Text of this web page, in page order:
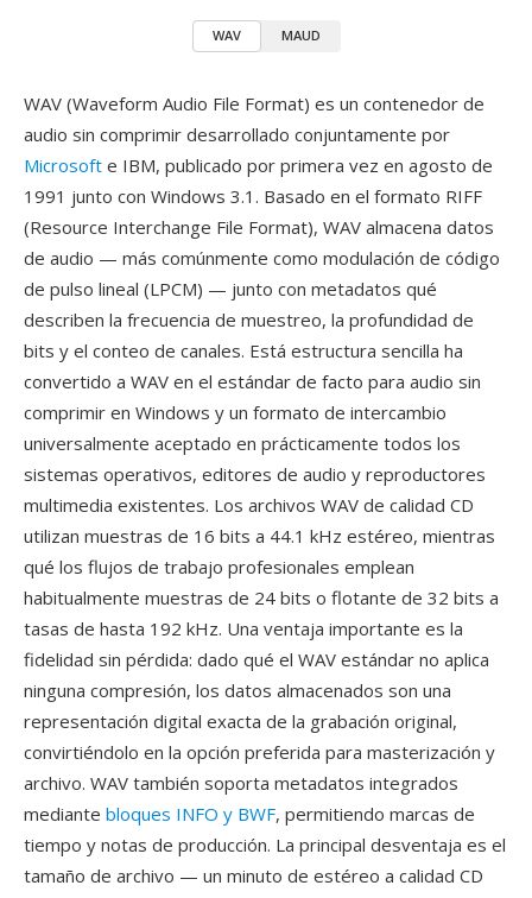
WAV MAUD
WAV (Waveform Audio File Format) es un contenedor de
audio sin comprimir desarrollado conjuntamente por
Microsoft e IBM, publicado por primera vez en agosto de
1991 junto con Windows 3.1. Basado en el formato RIFF
(Resource Interchange File Format), WAV almacena datos
de audio — más comúnmente como modulación de código
de pulso lineal (LPCM) — junto con metadatos qué
describen la frecuencia de muestreo, la profundidad de
bits y el conteo de canales. Está estructura sencilla ha
convertido a WAV en el estándar de facto para audio sin
comprimir en Windows y un formato de intercambio
universalmente aceptado en prácticamente todos los
sistemas operativos, editores de audio y reproductores
multimedia existentes. Los archivos WAV de calidad CD
utilizan muestras de 16 bits a 44.1 kHz estéreo, mientras
qué los flujos de trabajo profesionales emplean
habitualmente muestras de 24 bits o flotante de 32 bits a
tasas de hasta 192 kHz. Una ventaja importante es la
fidelidad sin pérdida: dado qué el WAV estándar no aplica
ninguna compresión, los datos almacenados son una
representación digital exacta de la grabación original,
convirtiéndolo en la opción preferida para masterización y
archivo. WAV también soporta metadatos integrados
mediante bloques INFO y BWF, permitiendo marcas de
tiempo y notas de producción. La principal desventaja es el
tamaño de archivo — un minuto de estéreo a calidad CD